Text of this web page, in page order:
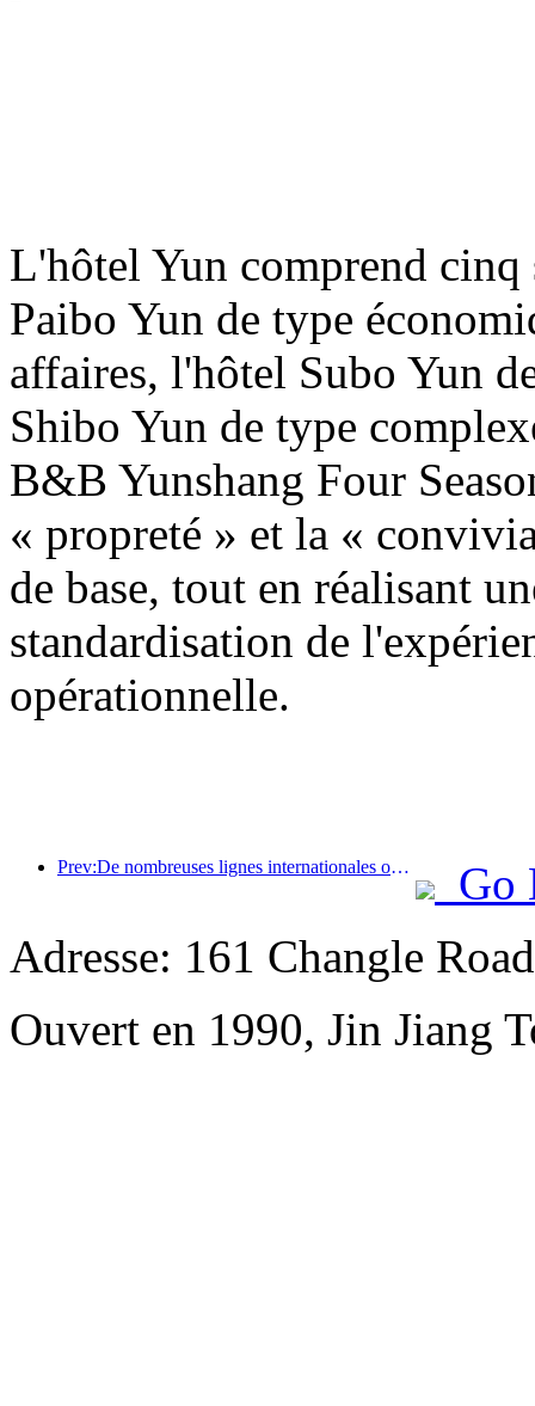
L'hôtel Yun comprend cinq
Paibo Yun de type
affaires, l'hôtel Subo Yun
Shibo Yun de type
B&B Yunshang Four
« propreté » et la «
de base, tout en réalisant
standardisation de
opérationnelle.
Prev:De nombreuses lignes internationales ont été ouvertes et augmentées récemment
Go
Adresse: 161 Changle
Ouvert en 1990, Jin Jiang